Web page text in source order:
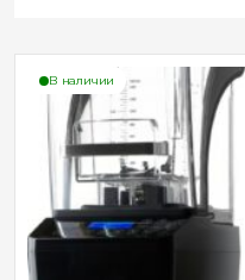
В наличии